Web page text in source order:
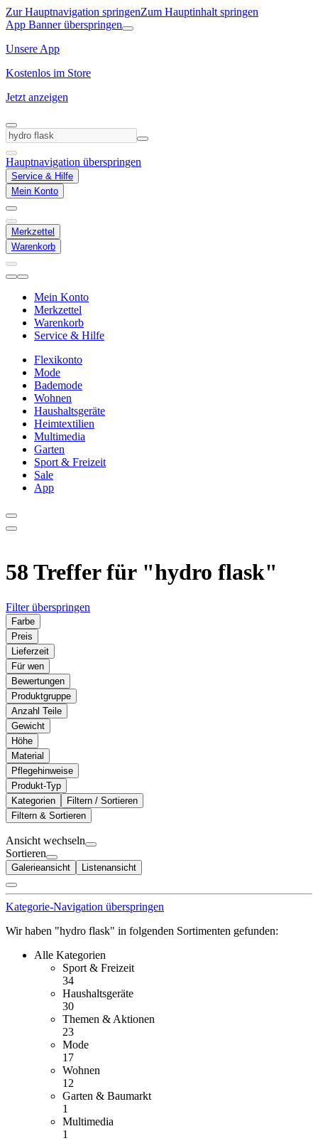
Zur Hauptnavigation springenZum Hauptinhalt springen
App Banner überspringen
Unsere App
Kostenlos im Store
Jetzt anzeigen
Hauptnavigation überspringen
Service & Hilfe
Mein Konto
Merkzettel
Warenkorb
Mein Konto
Merkzettel
Warenkorb
Service & Hilfe
Flexikonto
Mode
Bademode
Wohnen
Haushaltsgeräte
Heimtextilien
Multimedia
Garten
Sport & Freizeit
Sale
App
58 Treffer für "hydro flask"
Filter überspringen
Farbe
Preis
Lieferzeit
Für wen
Bewertungen
Produktgruppe
Anzahl Teile
Gewicht
Höhe
Material
Pflegehinweise
Produkt-Typ
Kategorien
Filtern / Sortieren
Filtern & Sortieren
Ansicht wechseln
Sortieren
Galerieansicht Listenansicht
Kategorie-Navigation überspringen
Wir haben "hydro flask" in folgenden Sortimenten gefunden:
Alle Kategorien
Sport & Freizeit
34
Haushaltsgeräte
30
Themen & Aktionen
23
Mode
17
Wohnen
12
Garten & Baumarkt
1
Multimedia
1